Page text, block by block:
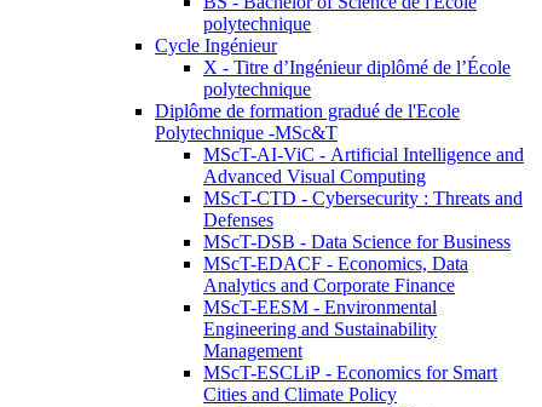
polytechnique
Cycle Ingénieur
X - Titre d’Ingénieur diplômé de l’École
polytechnique
Diplôme de formation gradué de l'Ecole
Polytechnique -MSc&T
MScT-AI-ViC - Artificial Intelligence and
Advanced Visual Computing
MScT-CTD - Cybersecurity : Threats and
Defenses
MScT-DSB - Data Science for Business
MScT-EDACF - Economics, Data
Analytics and Corporate Finance
MScT-EESM - Environmental
Engineering and Sustainability
Management
MScT-ESCLiP - Economics for Smart
Cities and Climate Policy